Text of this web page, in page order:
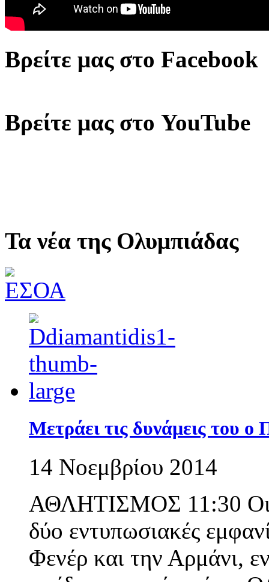
Βρείτε μας στο Facebook
Βρείτε μας στο YouTube
Τα νέα της Ολυμπιάδας
Μετράει τις δυνάμεις του ο
14 Νοεμβρίου 2014
ΑΘΛΗΤΙΣΜΟΣ 11:30 Οι
δύο εντυπωσιακές
Φενέρ και την Αρμάνι,